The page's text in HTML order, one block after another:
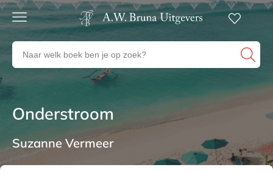
Gratis
verzending
Voor
23:00
besteld,
volgende
werkdag
in huis
betalen
retourneren
Zoeken
naar
boeken,
auteurs
uitgevers
Thrillers
Onderstroom
Suzanne Vermeer